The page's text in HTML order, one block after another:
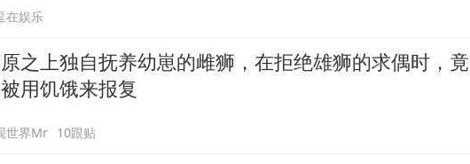
在娱乐
之上独自抚养幼崽的雌狮，在拒绝雄狮的求偶时，竟
用饥饿来报复
世界Mr 10跟贴